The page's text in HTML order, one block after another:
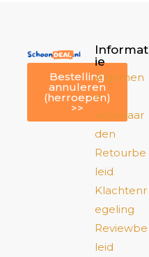
Bestelling
annuleren
(herroepen)
>>
Informat
ie
Algemen
e
voorwaar
den
Retourbe
leid
Klachtenr
egeling
Reviewbe
leid